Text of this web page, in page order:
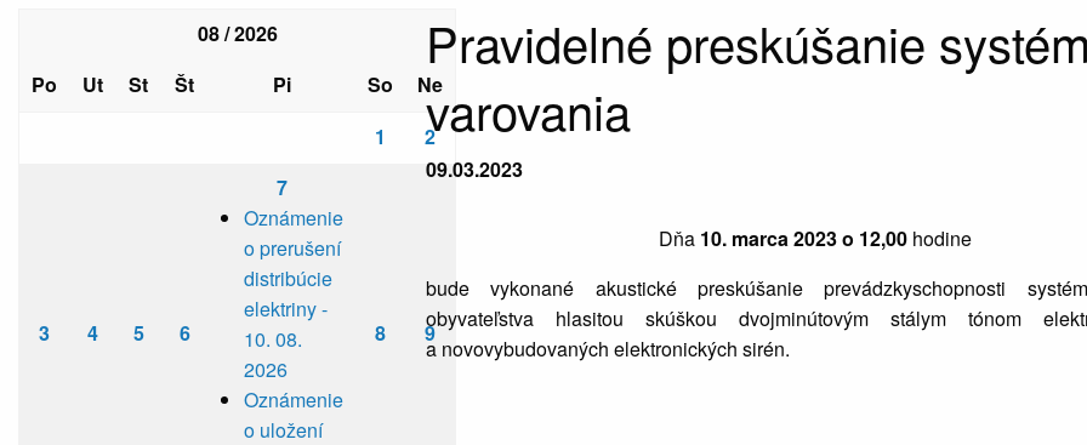
08 / 2026
Po
Ut St Št Pi So
Ne
1
2
3 4 5 6
7
Oznámenie
o prerušení
distribúcie
elektriny -
10. 08.
2026
Oznámenie
o uložení
8 9
Pravidelné preskúšanie
varovania
09.03.2023
Dňa 10. marca 2023 o 12,00 hodine
bude vykonané akustické preskúšanie prevádzkyschopnosti
obyvateľstva hlasitou skúškou dvojminútovým stálym tónom
a novovybudovaných elektronických sirén.